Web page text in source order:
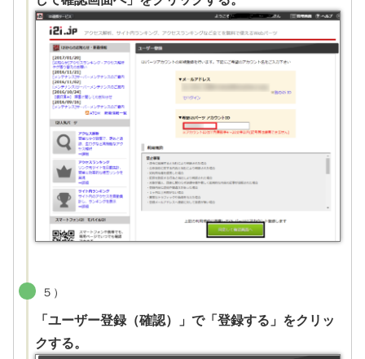
５）
「ユーザー登録（確認）」で「登録する」をクリッ
クする。